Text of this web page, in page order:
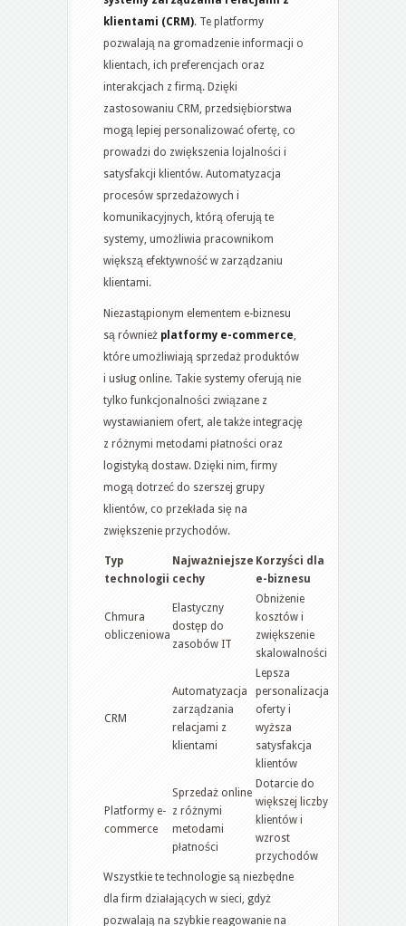
klientami (CRM). Te platformy
pozwalają na gromadzenie informacji o
klientach, ich preferencjach oraz
interakcjach z firmą. Dzięki
zastosowaniu CRM, przedsiębiorstwa
mogą lepiej personalizować ofertę, co
prowadzi do zwiększenia lojalności i
satysfakcji klientów. Automatyzacja
procesów sprzedażowych i
komunikacyjnych, którą oferują te
systemy, umożliwia pracownikom
większą efektywność w zarządzaniu
klientami.
Niezastąpionym elementem e-biznesu
są również platformy e-commerce,
które umożliwiają sprzedaż produktów
i usług online. Takie systemy oferują nie
tylko funkcjonalności związane z
wystawianiem ofert, ale także integrację
z różnymi metodami płatności oraz
logistyką dostaw. Dzięki nim, firmy
mogą dotrzeć do szerszej grupy
klientów, co przekłada się na
zwiększenie przychodów.
Typ
technologii
Najważniejsze
cechy
Korzyści dla
e-biznesu
Chmura
obliczeniowa
Elastyczny
dostęp do
zasobów IT
Obniżenie
kosztów i
zwiększenie
skalowalności
CRM
Automatyzacja
zarządzania
relacjami z
klientami
Lepsza
personalizacja
oferty i
wyższa
satysfakcja
klientów
Platformy e-
commerce
Sprzedaż online
z różnymi
metodami
płatności
Dotarcie do
większej liczby
klientów i
wzrost
przychodów
Wszystkie te technologie są niezbędne
dla firm działających w sieci, gdyż
pozwalają na szybkie reagowanie na